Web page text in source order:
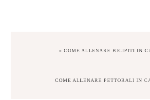
PREVIOUS
« COME ALLENARE BICIPITI IN
NEXT
COME ALLENARE PETTORALI IN